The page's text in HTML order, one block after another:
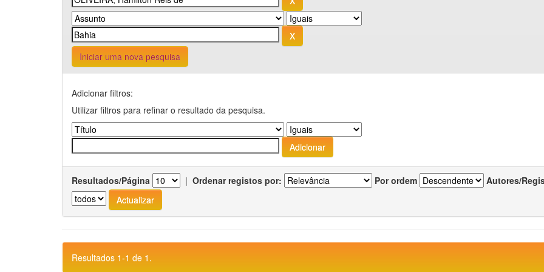
Iniciar uma nova pesquisa
Adicionar filtros:
Utilizar filtros para refinar o resultado da pesquisa.
Resultados/Página | Ordenar registos por: Por ordem Autores/
Resultados 1-1 de 1.